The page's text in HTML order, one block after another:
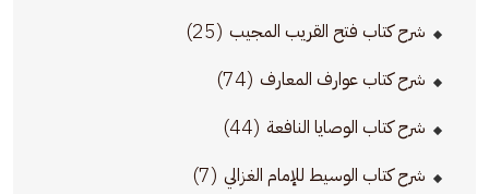
شرح كتاب فتح القريب المجيب (25)
شرح كتاب عوارف المعارف (74)
شرح كتاب الوصايا النافعة (44)
شرح كتاب الوسيط للإمام الغزالي (7)